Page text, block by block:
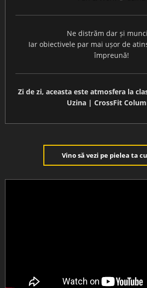
Ne distrăm dar și
Iar obiectivele par mai ușor de
împreună!
Zi de zi, aceasta este atmosfera la
Uzina | CrossFit
Vino să vezi pe pielea ta